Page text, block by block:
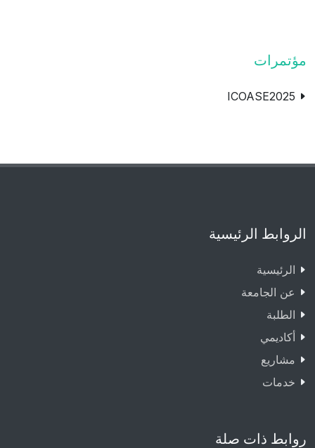
مؤتمرات
ICOASE2025
الروابط الرئيسية
الرئيسية
عن الجامعة
الطلبة
أكاديمي
مشاريع
خدمات
روابط ذات صلة